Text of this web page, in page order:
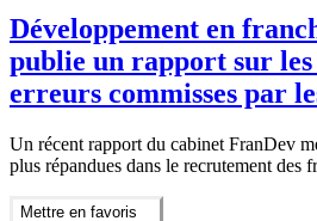
Développement en
publie un rapport sur
erreurs commisses par
Un récent rapport du cabinet FranDev
plus répandues dans le recrutement des
Mettre en favoris